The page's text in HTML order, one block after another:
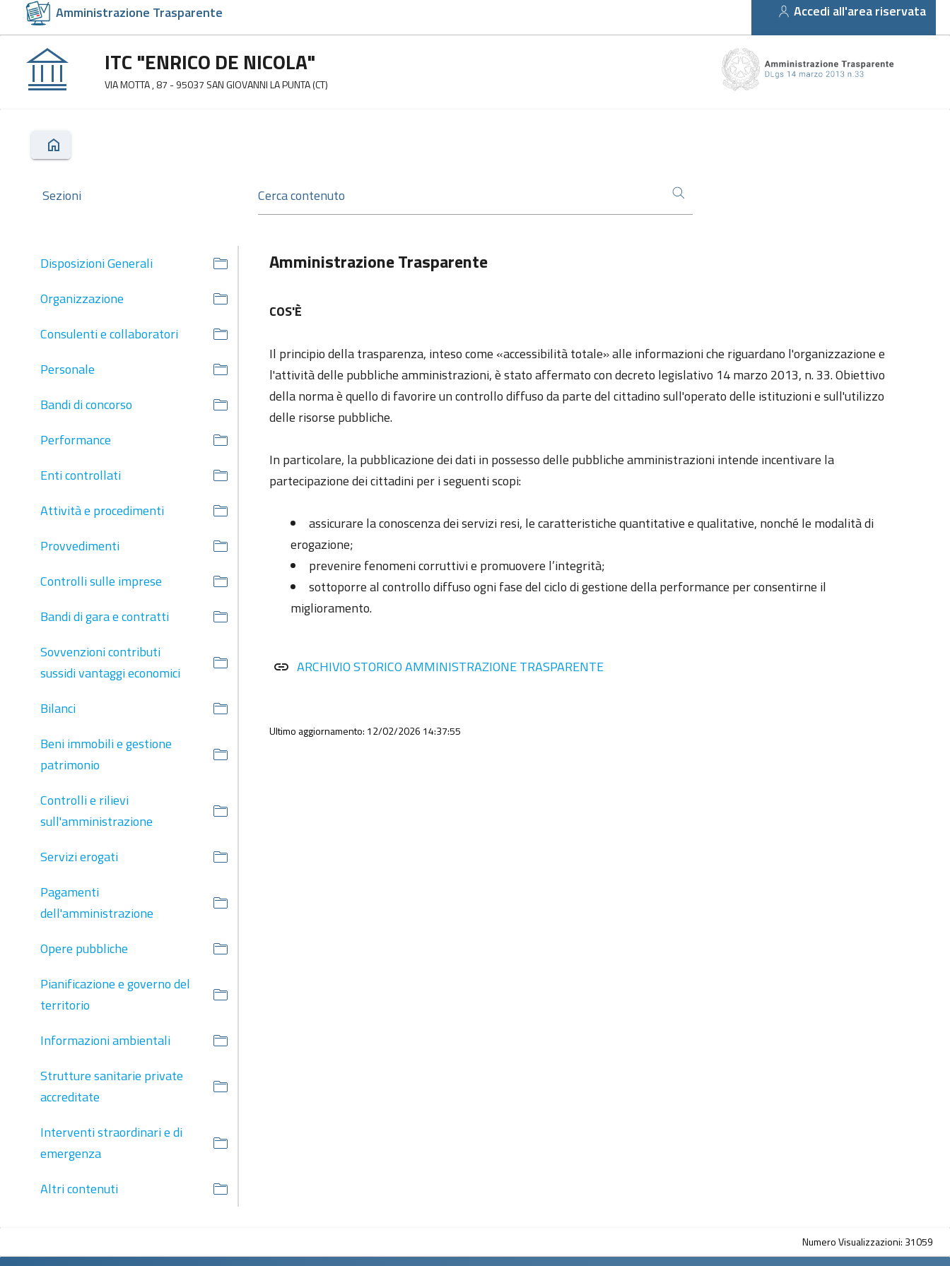
Amministrazione Trasparente Accedi all'area riservata
ITC "ENRICO DE NICOLA"
VIA MOTTA , 87 - 95037 SAN GIOVANNI LA PUNTA (CT)
Sezioni
Disposizioni Generali
Organizzazione
Consulenti e collaboratori
Personale
Bandi di concorso
Performance
Enti controllati
Attività e procedimenti
Provvedimenti
Controlli sulle imprese
Bandi di gara e contratti
Sovvenzioni contributi
sussidi vantaggi economici
Bilanci
Beni immobili e gestione
patrimonio
Controlli e rilievi
sull'amministrazione
Servizi erogati
Pagamenti
dell'amministrazione
Opere pubbliche
Pianificazione e governo del
territorio
Informazioni ambientali
Strutture sanitarie private
accreditate
Interventi straordinari e di
emergenza
Altri contenuti
Amministrazione Trasparente
COS'È
Il principio della trasparenza, inteso come «accessibilità totale» alle informazioni che riguardano l'organizzazione e
l'attività delle pubbliche amministrazioni, è stato affermato con decreto legislativo 14 marzo 2013, n. 33. Obiettivo
della norma è quello di favorire un controllo diffuso da parte del cittadino sull'operato delle istituzioni e sull'utilizzo
delle risorse pubbliche.
In particolare, la pubblicazione dei dati in possesso delle pubbliche amministrazioni intende incentivare la
partecipazione dei cittadini per i seguenti scopi:
assicurare la conoscenza dei servizi resi, le caratteristiche quantitative e qualitative, nonché le modalità di
erogazione;
prevenire fenomeni corruttivi e promuovere l’integrità;
sottoporre al controllo diffuso ogni fase del ciclo di gestione della performance per consentirne il
miglioramento.
link ARCHIVIO STORICO AMMINISTRAZIONE TRASPARENTE
Ultimo aggiornamento: 12/02/2026 14:37:55
Numero Visualizzazioni: 31059